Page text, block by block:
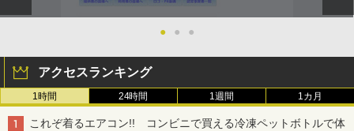
● ● ●
アクセスランキング
1時間 24時間 1週間 1カ月
これぞ着るエアコン!! コンビニで買える冷凍ペットボトルで体